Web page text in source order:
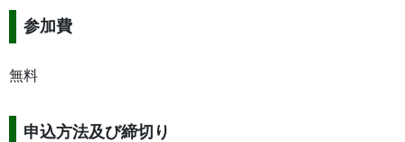
参加費
無料
申込方法及び締切り